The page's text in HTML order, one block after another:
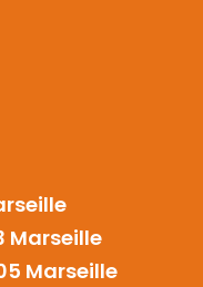
Marseille
Marseille